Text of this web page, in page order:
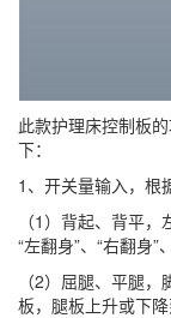
此款护理床控制板
下：
1、开关量输入，根
（1）背起、背平，
“左翻身”、“右翻身”
（2）屈腿、平腿
板，腿板上升或下降